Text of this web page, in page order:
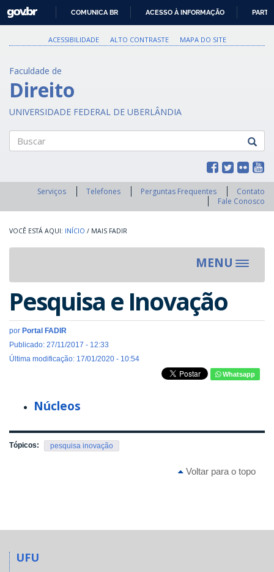
PARA
O
GOVBR
COMUNICA BR ACESSO À INFORMAÇÃO
ACESSIBILIDADE ALTO CONTRASTE MAPA DO SITE
Faculdade de
Direito
UNIVERSIDADE FEDERAL DE UBERLÂNDIA
Serviços Telefones Perguntas Frequentes
Contato
Fale Conosco
INÍCIO / MAIS FADIR
MENU
Toggle
Pesquisa e Inovação
por Portal FADIR
Publicado: 27/11/2017 - 12:33
Última modificação: 17/01/2020 - 10:54
Whatsapp
Núcleos
Tópicos: pesquisa inovação
Voltar para o topo
UFU